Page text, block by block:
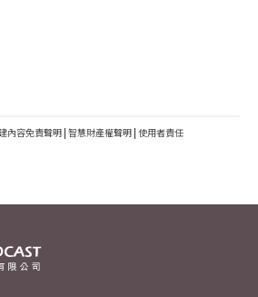
內容免責聲明 | 智慧財產權聲明 | 使用者責任